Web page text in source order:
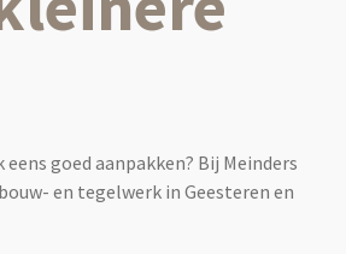
goed aanpakken? Bij Meinders
en tegelwerk in Geesteren en